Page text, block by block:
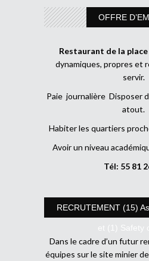
OFFRE
Restaurant de la place
dynamiques, propres et
servir.
Paie journalière Disposer
atout.
Habiter les quartiers
Avoir un niveau
Tél: 55 81
RECRUTEMENT (15)
et (1) Safety
Dans le cadre d’un futur
équipes sur le site minier de